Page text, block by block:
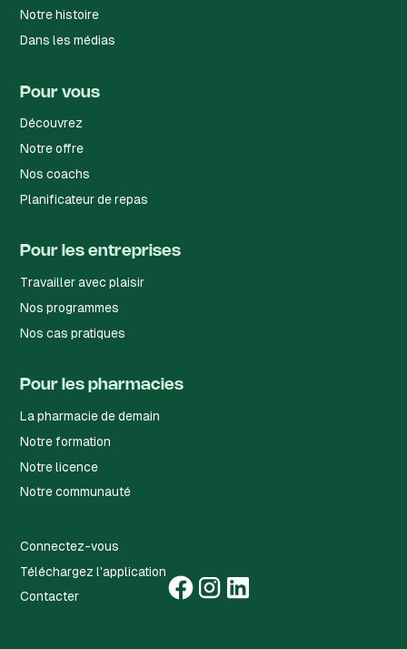
Notre histoire
Dans les médias
Pour vous
Découvrez
Notre offre
Nos coachs
Planificateur de repas
Pour les entreprises
Travailler avec plaisir
Nos programmes
Nos cas pratiques
Pour les pharmacies
La pharmacie de demain
Notre formation
Notre licence
Notre communauté
Connectez-vous
Téléchargez l'application
Contacter